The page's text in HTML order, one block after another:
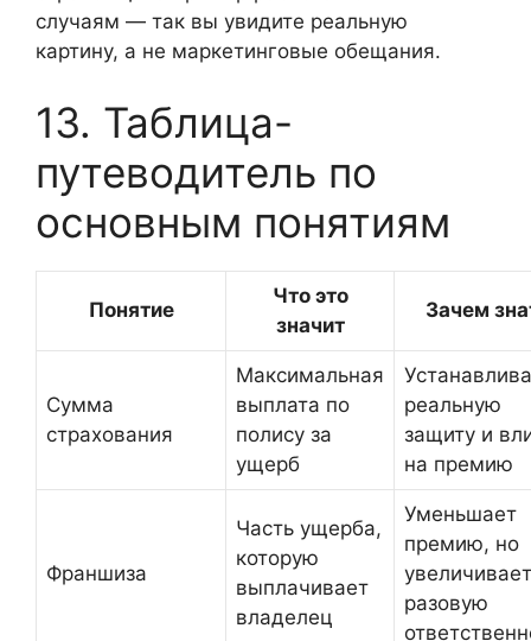
случаям — так вы увидите реальную
картину, а не маркетинговые обещания.
13. Таблица-
путеводитель по
основным понятиям
Понятие
Что это
значит
Зачем
Сумма
страхования
Максимальная
выплата по
полису за
ущерб
реальную
защиту и
на премию
Франшиза
Часть ущерба,
которую
выплачивает
владелец
Уменьшает
премию, но
увеличивает
разовую